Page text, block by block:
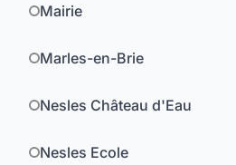
Mairie
Marles-en-Brie
Nesles Château d'Eau
Nesles Ecole